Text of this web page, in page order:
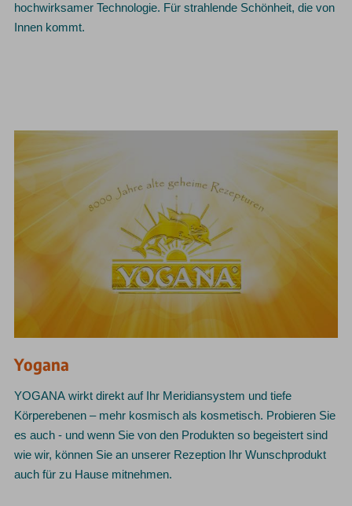
hochwirksamer Technologie. Für strahlende Schönheit, die von
Innen kommt.
Yogana
YOGANA wirkt direkt auf Ihr Meridiansystem und tiefe
Körperebenen – mehr kosmisch als kosmetisch. Probieren Sie
es auch - und wenn Sie von den Produkten so begeistert sind
wie wir, können Sie an unserer Rezeption Ihr Wunschprodukt
auch für zu Hause mitnehmen.